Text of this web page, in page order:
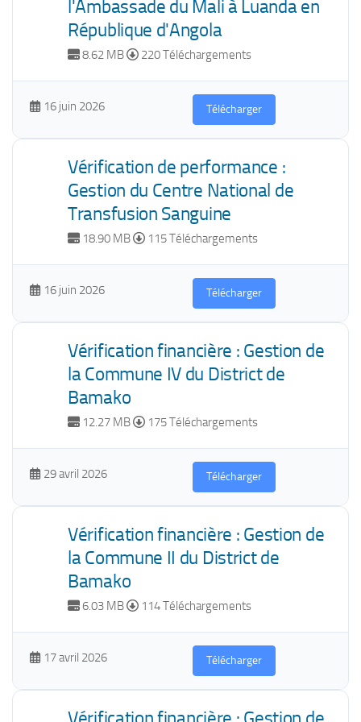
l'Ambassade du Mali à Luanda en
République d'Angola
8.62 MB 220 Téléchargements
16 juin 2026 Télécharger
Vérification de performance :
Gestion du Centre National de
Transfusion Sanguine
18.90 MB 115 Téléchargements
16 juin 2026 Télécharger
Vérification financière : Gestion de
la Commune IV du District de
Bamako
12.27 MB 175 Téléchargements
29 avril 2026 Télécharger
Vérification financière : Gestion de
la Commune II du District de
Bamako
6.03 MB 114 Téléchargements
17 avril 2026 Télécharger